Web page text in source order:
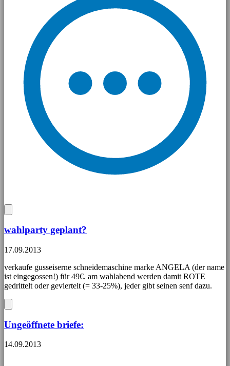
wahlparty geplant?
17.09.2013
verkaufe gusseiserne schneidemaschine marke ANGELA (der name
ist eingegossen!) für 49€. am wahlabend werden damit ROTE
gedrittelt oder geviertelt (= 33-25%), jeder gibt seinen senf dazu.
Ungeöffnete briefe:
14.09.2013